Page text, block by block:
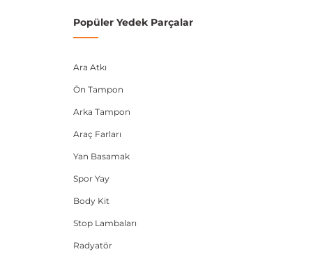
Popüler Yedek Parçalar
Ara Atkı
Ön Tampon
Arka Tampon
Araç Farları
Yan Basamak
Spor Yay
Body Kit
Stop Lambaları
Radyatör